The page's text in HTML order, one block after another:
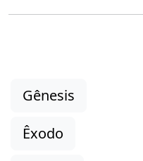
Gênesis
Êxodo